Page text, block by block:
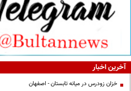
آخرین اخبار
خزان زودرس در میانه تابستان - اصفهان